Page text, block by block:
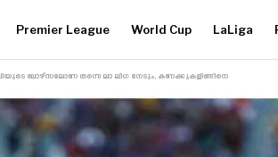
Premier League World Cup LaLiga
ബാഴ്‌സലോണ തന്നെ ലാ ലിഗ നേടും, കണക്കുകളിങ്ങിനെ